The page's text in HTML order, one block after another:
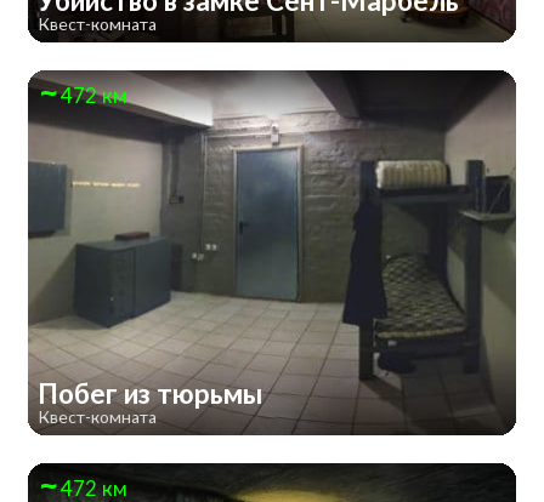
Квест-комната
472 км
Побег из тюрьмы
Квест-комната
472 км